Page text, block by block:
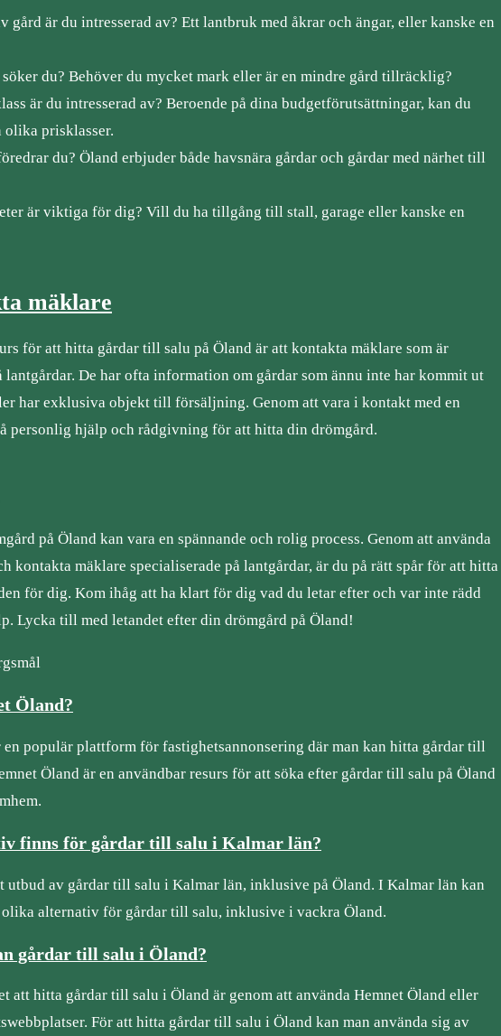
gård är du intresserad av? Ett lantbruk med åkrar och ängar, eller kanske en
du? Behöver du mycket mark eller är en mindre gård tillräcklig?
är du intresserad av? Beroende på dina budgetförutsättningar, kan du
olika prisklasser.
du? Öland erbjuder både havsnära gårdar och gårdar med närhet till
är viktiga för dig? Vill du ha tillgång till stall, garage eller kanske en
mäklare
för att hitta gårdar till salu på Öland är att kontakta mäklare som är
lantgårdar. De har ofta information om gårdar som ännu inte har kommit ut
har exklusiva objekt till försäljning. Genom att vara i kontakt med en
personlig hjälp och rådgivning för att hitta din drömgård.
på Öland kan vara en spännande och rolig process. Genom att använda
kontakta mäklare specialiserade på lantgårdar, är du på rätt spår för att hitta
för dig. Kom ihåg att ha klart för dig vad du letar efter och var inte rädd
Lycka till med letandet efter din drömgård på Öland!
Öland?
en populär plattform för fastighetsannonsering där man kan hitta gårdar till
Öland är en användbar resurs för att söka efter gårdar till salu på Öland
finns för gårdar till salu i Kalmar län?
utbud av gårdar till salu i Kalmar län, inklusive på Öland. I Kalmar län kan
olika alternativ för gårdar till salu, inklusive i vackra Öland.
gårdar till salu i Öland?
att hitta gårdar till salu i Öland är genom att använda Hemnet Öland eller
För att hitta gårdar till salu i Öland kan man använda sig av